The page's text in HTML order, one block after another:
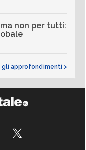
ma non per tutti:
approfondimenti >